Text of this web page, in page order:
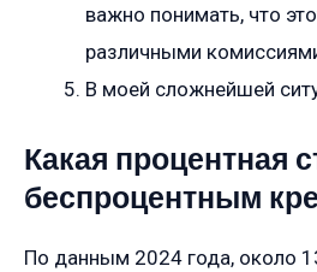
важно понимать, что
различными
В моей сложнейшей
Какая процентная
беспроцентным
По данным 2024 года, около